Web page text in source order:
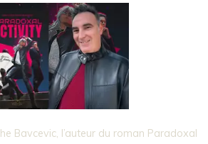
Bavcevic, l’auteur du roman Paradoxal